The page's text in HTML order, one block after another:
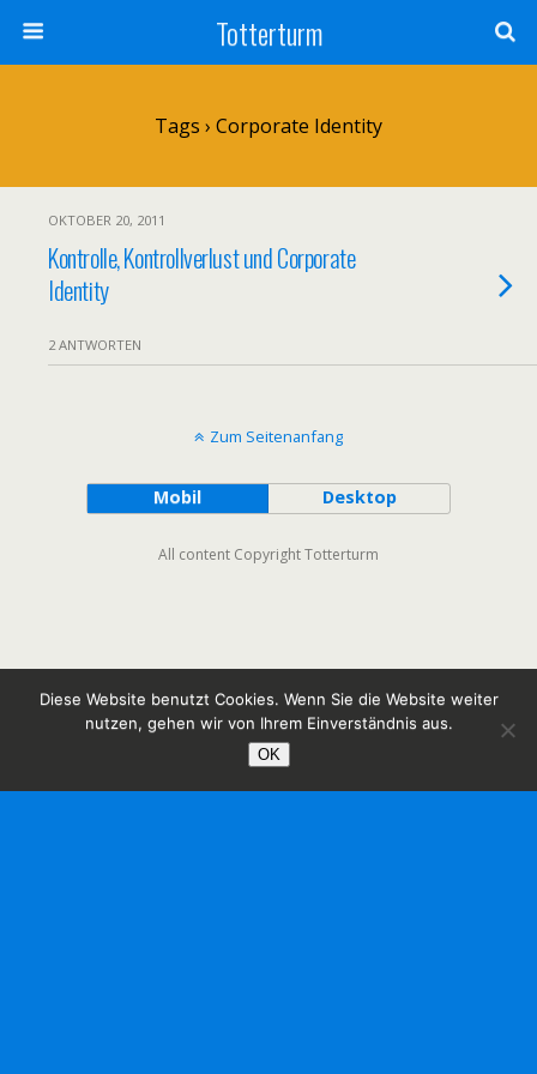
Totterturm
Tags › Corporate Identity
OKTOBER 20, 2011
Kontrolle, Kontrollverlust und Corporate
Identity
2 ANTWORTEN
Zum Seitenanfang
Mobil Desktop
All content Copyright Totterturm
Diese Website benutzt Cookies. Wenn Sie die Website weiter
nutzen, gehen wir von Ihrem Einverständnis aus.
OK